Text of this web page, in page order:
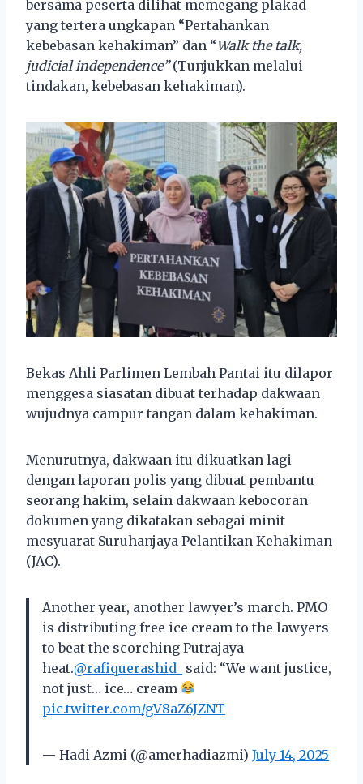
bersama peserta dilihat memegang plakad
yang tertera ungkapan “Pertahankan
kebebasan kehakiman” dan “Walk the talk,
judicial independence”(Tunjukkan melalui
tindakan, kebebasan kehakiman).
Bekas Ahli Parlimen Lembah Pantai itu dilapor
menggesa siasatan dibuat terhadap dakwaan
wujudnya campur tangan dalam kehakiman.
Menurutnya, dakwaan itu dikuatkan lagi
dengan laporan polis yang dibuat pembantu
seorang hakim, selain dakwaan kebocoran
dokumen yang dikatakan sebagai minit
mesyuarat Suruhanjaya Pelantikan Kehakiman
(JAC).
Another year, another lawyer’s march. PMO
is distributing free ice cream to the lawyers
to beat the scorching Putrajaya
heat.@rafiquerashid_
said: “We want justice,
not just… ice… cream
pic.twitter.com/gV8aZ6JZNT
— Hadi Azmi (@amerhadiazmi) July 14, 2025